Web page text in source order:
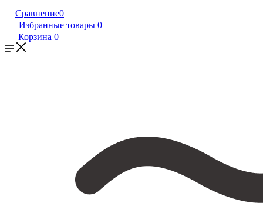
Сравнение0
Избранные товары 0
Корзина 0